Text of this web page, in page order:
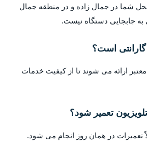
شما در جمال زاده و در منطقه جمال
به جابجایی دستگاه نیست.
است؟
ارائه می شوند تا از کیفیت خدمات
تعمیر شود؟
تعمیرات در همان روز انجام می شود.